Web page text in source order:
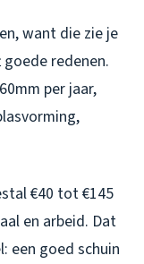
want die zie je
redenen.
per jaar,
€40 tot €145
en arbeid. Dat
een goed schuin